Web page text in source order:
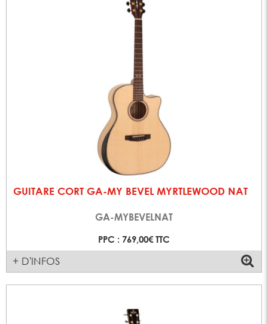
GUITARE CORT GA-MY BEVEL MYRTLEWOOD NAT
GA-MYBEVELNAT
PPC : 769,00€ TTC
+ D'INFOS